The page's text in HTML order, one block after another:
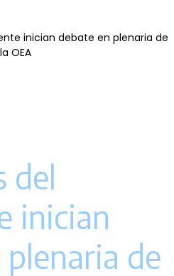
inician debate en plenaria de
OEA
del
inician
de